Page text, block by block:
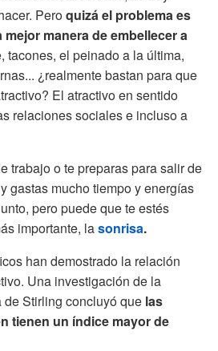
Peroquizá el problema es
manera de embellecer a
tacones, el peinado a la última,
¿realmente bastan para que
El atractivo en sentido
relaciones sociales e incluso a
trabajo o te preparas para salir de
gastas mucho tiempo y energías
pero puede que te estés
importante, lasonrisa.
han demostrado la relación
Una investigación de la
Stirling concluyó que las
tienen un índice mayor de